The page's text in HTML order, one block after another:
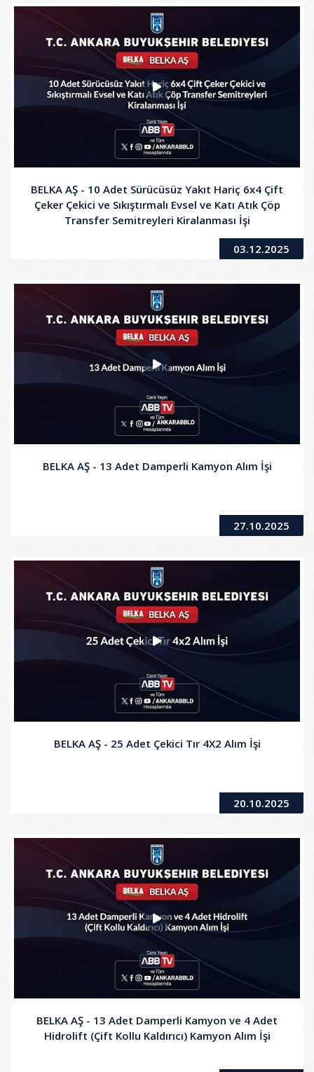
BELKA AŞ - 10 Adet Sürücüsüz Yakıt Hariç 6x4 Çift
Çeker Çekici ve Sıkıştırmalı Evsel ve Katı Atık Çöp
Transfer Semitreyleri Kiralanması İşi
03.12.2025
BELKA AŞ - 13 Adet Damperli Kamyon Alım İşi
27.10.2025
BELKA AŞ - 25 Adet Çekici Tır 4X2 Alım İşi
20.10.2025
BELKA AŞ - 13 Adet Damperli Kamyon ve 4 Adet
Hidrolift (Çift Kollu Kaldırıcı) Kamyon Alım İşi